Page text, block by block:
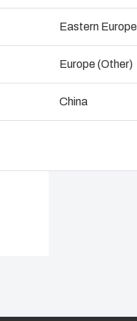
Eastern
Europe (Other)
China
Mit